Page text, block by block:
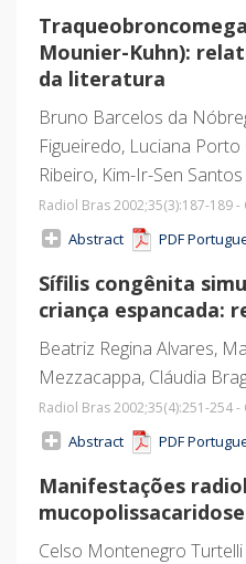
Mounier-Kuhn):
da literatura
Bruno Barcelos da
Figueiredo, Luciana
Ribeiro, Kim-Ir-Sen
Radiol Bras 2002;35(3):187-189 -
Abstract PDF
Sífilis congênita
criança espancada:
Beatriz Regina Alvares,
Mezzacappa, Cláudia
Radiol Bras 2002;35(4):251-254 -
Abstract PDF
Manifestações
Celso Montenegro Turtelli